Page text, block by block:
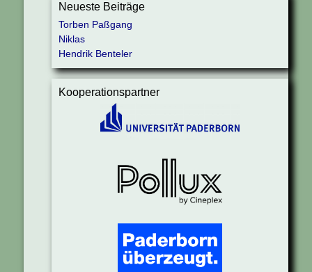
Neueste Beiträge
Torben Paßgang
Niklas
Hendrik Benteler
Kooperationspartner